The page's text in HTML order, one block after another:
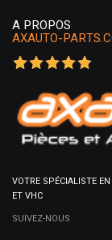
A PROPOS
AXAUTO-
VOTRE SPÉCIALISTE
ET VHC
SUIVEZ-NOUS